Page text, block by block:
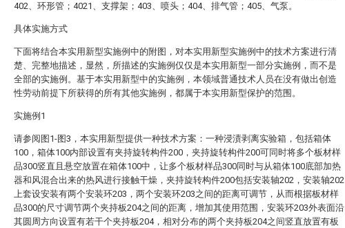
402、环形管；4021、支撑架；403、喷头；404、排气管；405、气泵。
具体实施方式
下面将结合本实用新型实施例中的附图，对本实用新型实施例中的技术方案进行清
楚、完整地描述，显然，所描述的实施例仅仅是本实用新型一部分实施例，而不是
全部的实施例。基于本实用新型中的实施例，本领域普通技术人员在没有做出创造
性劳动前提下所获得的所有其他实施例，都属于本实用新型保护的范围。
实施例1
请参阅图1-图3，本实用新型提供一种技术方案：一种浸渍剥离实验箱，包括箱体
100，箱体100内部设置有夹持旋转构件200，夹持旋转构件200可同时将多个板材样
品300竖直且悬空放置在箱体100中，让多个板材样品300同时与从箱体100底部加热
器和风混合出来的热风进行接触干燥，夹持旋转构件200包括安装轴202，安装轴202
上套设安装有两个安装环203，两个安装环203之间的距离可调节，从而根据板材样
品300的尺寸调节两个夹持板204之间的距离，增加其使用范围，安装环203外表面沿
其圆周方向设置有若干个夹持板204，相对分布的两个夹持板204之间竖直放置有板